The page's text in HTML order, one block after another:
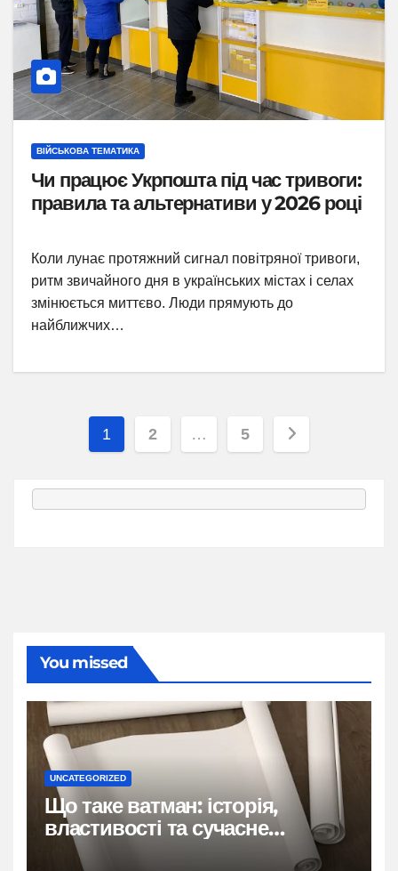
ВІЙСЬКОВА ТЕМАТИКА
Чи працює Укрпошта під час тривоги:
правила та альтернативи у 2026 році
Коли лунає протяжний сигнал повітряної тривоги,
ритм звичайного дня в українських містах і селах
змінюється миттєво. Люди прямують до
найближчих…
Пагінація
1 2 … 5
You missed
UNCATEGORIZED
Що таке ватман: історія,
властивості та сучасне
застосування